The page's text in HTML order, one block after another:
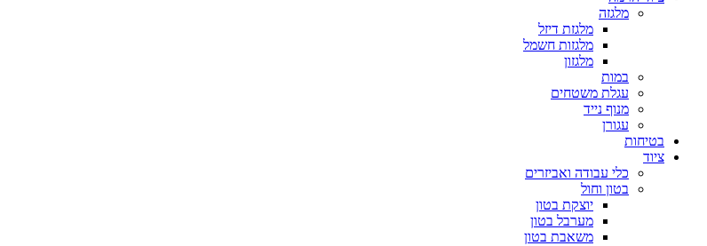
מלגזה
מלגזת דיזל
מלגזות חשמל
מלגזון
במות
עגלת משטחים
מנוף נייד
עגורן
בטיחות
ציוד
כלי עבודה ואביזרים
בטון וחול
יוצקת בטון
מערבל בטון
משאבת בטון